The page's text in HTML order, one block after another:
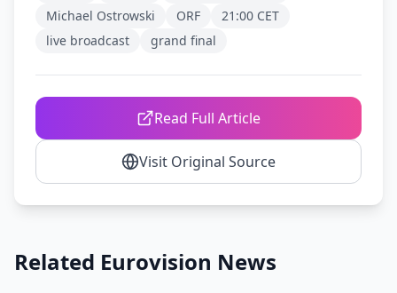
Michael Ostrowski
ORF
21:00 CET
live broadcast
grand final
Read Full Article
Visit Original Source
Related Eurovision News